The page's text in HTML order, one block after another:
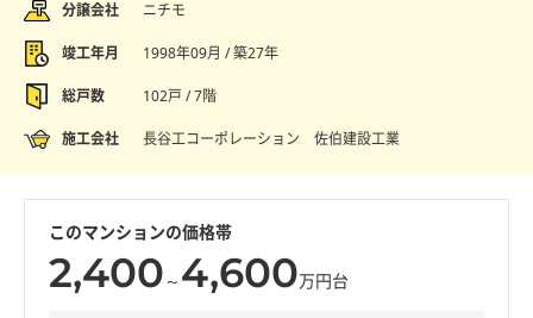
分譲会社 ニチモ
竣工年月 1998年09月 / 築27年
総戸数 102戸 / 7階
施工会社 長谷工コーポレーション 佐伯建設工業
このマンションの価格帯
2,400 ～ 4,600万円台